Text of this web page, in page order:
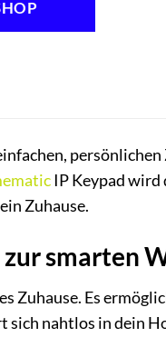
IP Keypad wird
Zuhause.
zur smarten
Zuhause. Es
nahtlos in dein